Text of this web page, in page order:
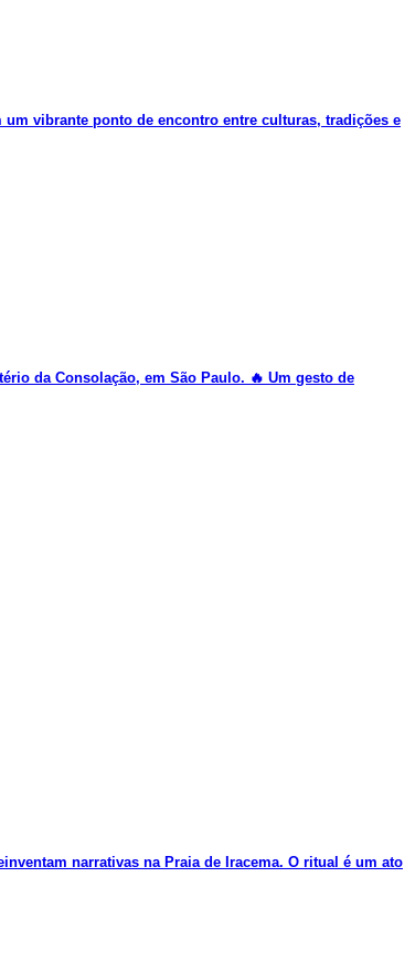
vibrante ponto de encontro entre culturas, tradições e
da Consolação, em São Paulo. 🔥 Um gesto de
narrativas na Praia de Iracema. O ritual é um ato